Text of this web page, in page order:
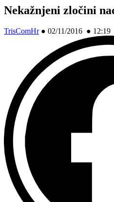
Nekažnjeni zločini
TrisComHr● 02/11/2016 ● 12:19